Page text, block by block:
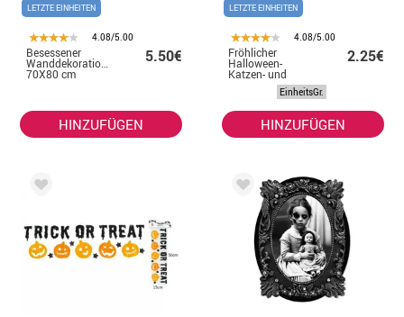
LETZTE EINHEITEN
4.08/5.00
Besessener
Wanddekorationsaufkleber
70X80 cm
5.50€
HINZUFÜGEN
LETZTE EINHEITEN
4.08/5.00
Fröhlicher
Halloween-
Katzen- und
Gelaufkleber
2.25€
EinheitsGr.
HINZUFÜGEN